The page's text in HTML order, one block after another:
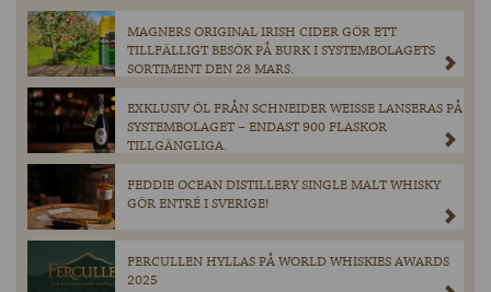
MAGNERS ORIGINAL IRISH CIDER GÖR ETT
TILLFÄLLIGT BESÖK PÅ BURK I SYSTEMBOLAGETS
SORTIMENT DEN 28 MARS.
EXKLUSIV ÖL FRÅN SCHNEIDER WEISSE LANSERAS PÅ
SYSTEMBOLAGET – ENDAST 900 FLASKOR
TILLGÄNGLIGA.
FEDDIE OCEAN DISTILLERY SINGLE MALT WHISKY
GÖR ENTRÉ I SVERIGE!
FERCULLEN HYLLAS PÅ WORLD WHISKIES AWARDS
2025